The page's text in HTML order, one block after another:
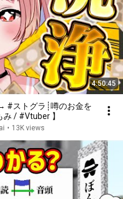
4:50:45
#ストグラ┊噂のお金を
/ #Vtuber 】
• 13K views